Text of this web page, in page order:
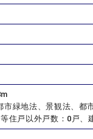
緑地法、景観法、都
住戸以外戸数：0戸